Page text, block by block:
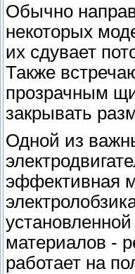
Обычно
некоторых
их сдувает
Также
прозрачным
закрывать
Одной из
эффективная
материалов -
работает на